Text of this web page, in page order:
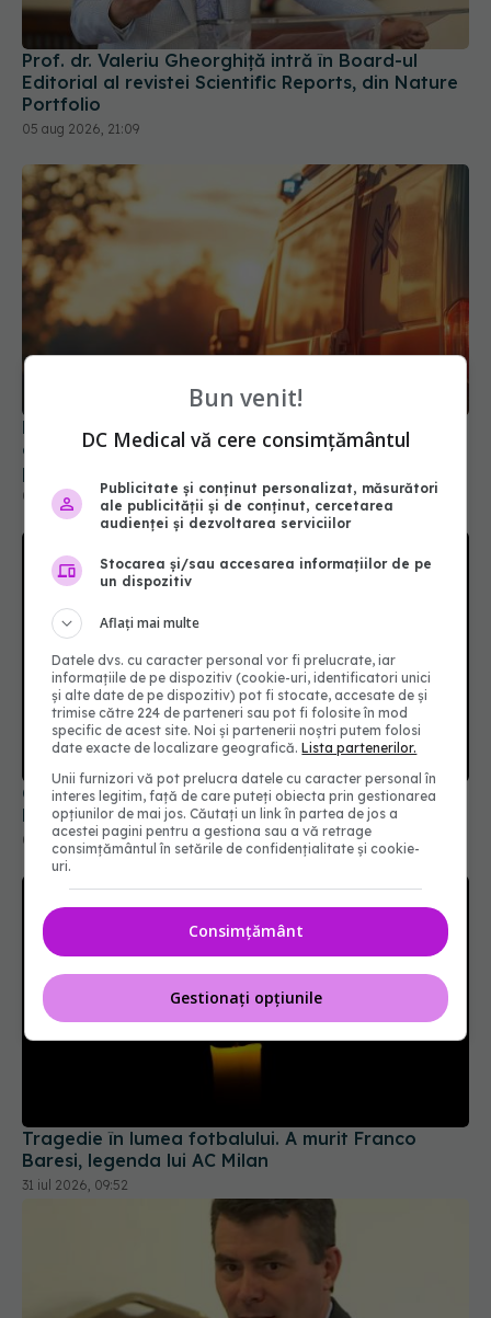
Prof. dr. Valeriu Gheorghiță intră în Board-ul
Editorial al revistei Scientific Reports, din Nature
Portfolio
05 aug 2026, 21:09
Ministerul Sănătății activează planul pentru
caniculă. Măsuri speciale în spitale și recomandări
pentru populație
03 aug 2026, 10:30
Colebil și Panzcebil, blocate la vânzare în
România. Anunțul făcut de Biofarm
04 aug 2026, 19:47
Tragedie în lumea fotbalului. A murit Franco
Baresi, legenda lui AC Milan
31 iul 2026, 09:52
Bun venit!
DC Medical vă cere consimțământul
Publicitate și conținut personalizat, măsurători
ale publicității și de conținut, cercetarea
audienței și dezvoltarea serviciilor
Stocarea și/sau accesarea informațiilor de pe
un dispozitiv
Aflați mai multe
Datele dvs. cu caracter personal vor fi prelucrate, iar
informațiile de pe dispozitiv (cookie-uri, identificatori unici
și alte date de pe dispozitiv) pot fi stocate, accesate de și
trimise către 224 de parteneri sau pot fi folosite în mod
specific de acest site. Noi și partenerii noștri putem folosi
date exacte de localizare geografică.Lista partenerilor.
Unii furnizori vă pot prelucra datele cu caracter personal în
interes legitim, față de care puteți obiecta prin gestionarea
opțiunilor de mai jos. Căutați un link în partea de jos a
acestei pagini pentru a gestiona sau a vă retrage
consimțământul în setările de confidențialitate și cookie-
uri.
Consimțământ
Gestionați opțiunile